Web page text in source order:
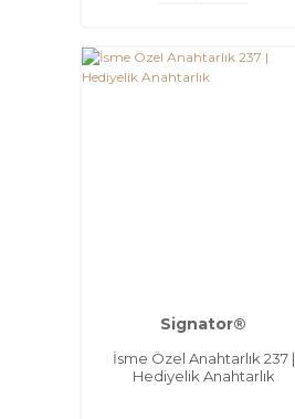
Signator®
İsme Özel Anahtarlık 237 |
Hediyelik Anahtarlık